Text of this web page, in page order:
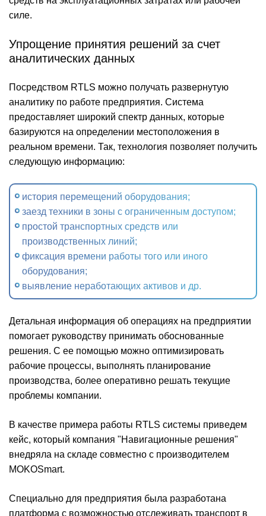
силе.
Упрощение принятия решений за счет
аналитических данных
Посредством RTLS можно получать развернутую
аналитику по работе предприятия. Система
предоставляет широкий спектр данных, которые
базируются на определении местоположения в
реальном времени. Так, технология позволяет получить
следующую информацию:
история перемещений оборудования;
заезд техники в зоны с ограниченным доступом;
простой транспортных средств или
производственных линий;
фиксация времени работы того или иного
оборудования;
выявление неработающих активов и др.
Детальная информация об операциях на предприятии
помогает руководству принимать обоснованные
решения. С ее помощью можно оптимизировать
рабочие процессы, выполнять планирование
производства, более оперативно решать текущие
проблемы компании.
В качестве примера работы RTLS системы приведем
кейс, который компания "Навигационные решения"
внедряла на складе совместно с производителем
MOKOSmart.
Специально для предприятия была разработана
платформа с возможностью отслеживать транспорт в